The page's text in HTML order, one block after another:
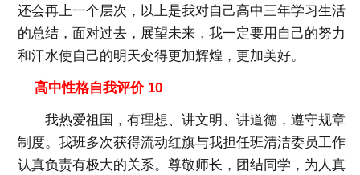
还会再上一个层次，以上是我对自己高中三年学习生活
的总结，面对过去，展望未来，我一定要用自己的努力
和汗水使自己的明天变得更加辉煌，更加美好。
高中性格自我评价 10
我热爱祖国，有理想、讲文明、讲道德，遵守规章
制度。我班多次获得流动红旗与我担任班清洁委员工作
认真负责有极大的关系。尊敬师长，团结同学，为人真